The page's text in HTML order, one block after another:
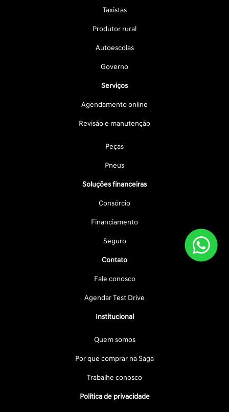
Taxistas
Produtor rural
Autoescolas
Governo
Serviços
Agendamento online
Revisão e manutenção
Peças
Pneus
Soluções financeiras
Consórcio
Financiamento
Seguro
Contato
Fale conosco
Agendar Test Drive
Institucional
Quem somos
Por que comprar na Saga
Trabalhe conosco
Política de privacidade